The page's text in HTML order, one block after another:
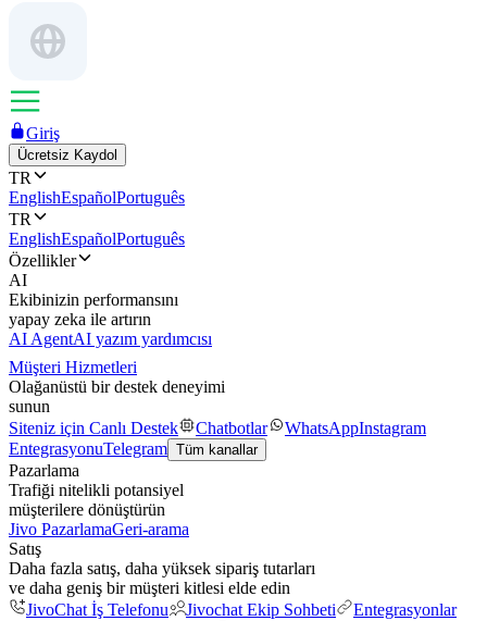
Giriş
Ücretsiz Kaydol
TR
EnglishEspañolPortuguês
TR
EnglishEspañolPortuguês
Özellikler
AI
Ekibinizin performansını
yapay zeka ile artırın
AI AgentAI yazım yardımcısı
Müşteri Hizmetleri
Olağanüstü bir destek deneyimi
sunun
Siteniz için Canlı Destek
Chatbotlar WhatsAppInstagram
EntegrasyonuTelegram Tüm kanallar
Pazarlama
Trafiği nitelikli potansiyel
müşterilere dönüştürün
Jivo PazarlamaGeri-arama
Satış
Daha fazla satış, daha yüksek sipariş tutarları
ve daha geniş bir müşteri kitlesi elde edin
JivoChat İş Telefonu
Jivochat Ekip Sohbeti
Entegrasyonlar